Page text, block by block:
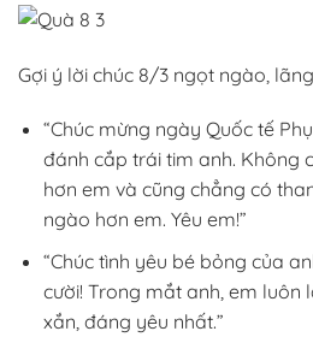
Gợi ý lời chúc 8/3 ngọt ngào,
“Chúc mừng ngày Quốc tế
đánh cắp trái tim anh. Không
hơn em và cũng chẳng có
ngào hơn em. Yêu em!”
“Chúc tình yêu bé bỏng của
cười! Trong mắt anh, em luôn
xắn, đáng yêu nhất.”